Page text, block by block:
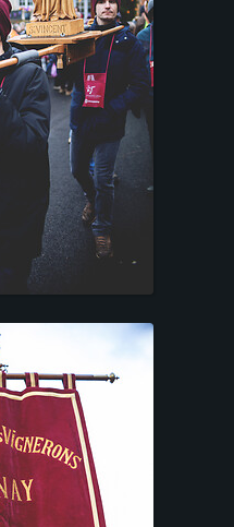
T
F
L
I